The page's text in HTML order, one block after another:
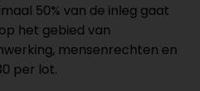
50% van de inleg gaat
het gebied van
mensenrechten en
per lot.